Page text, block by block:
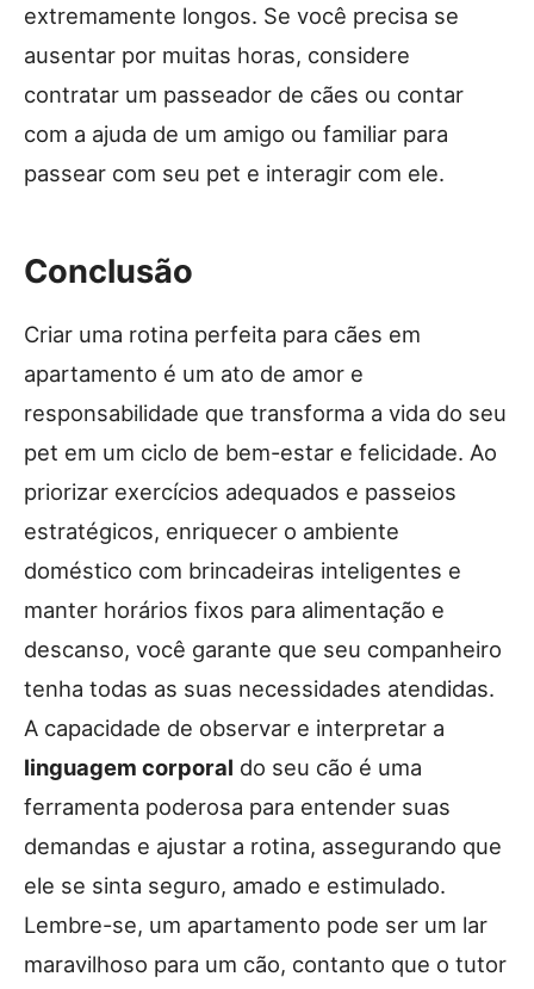
extremamente longos. Se você precisa se
ausentar por muitas horas, considere
contratar um passeador de cães ou contar
com a ajuda de um amigo ou familiar para
passear com seu pet e interagir com ele.
Conclusão
Criar uma rotina perfeita para cães em
apartamento é um ato de amor e
responsabilidade que transforma a vida do seu
pet em um ciclo de bem-estar e felicidade. Ao
priorizar exercícios adequados e passeios
estratégicos, enriquecer o ambiente
doméstico com brincadeiras inteligentes e
manter horários fixos para alimentação e
descanso, você garante que seu companheiro
tenha todas as suas necessidades atendidas.
A capacidade de observar e interpretar a
linguagem corporal do seu cão é uma
ferramenta poderosa para entender suas
demandas e ajustar a rotina, assegurando que
ele se sinta seguro, amado e estimulado.
Lembre-se, um apartamento pode ser um lar
maravilhoso para um cão, contanto que o tutor